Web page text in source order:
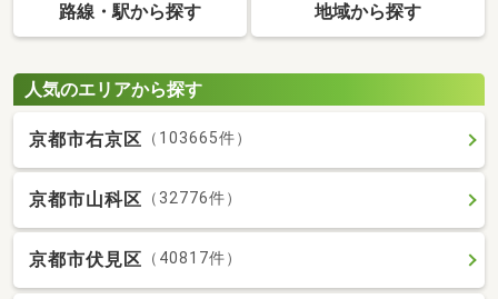
路線・駅から探す 地域から探す
人気のエリアから探す
京都市右京区 （103665件）
京都市山科区 （32776件）
京都市伏見区 （40817件）